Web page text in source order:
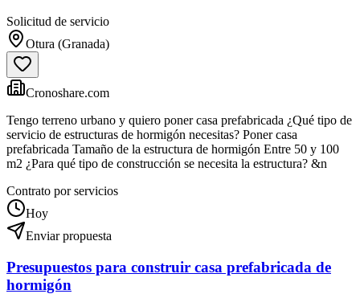
Solicitud de servicio
Otura (Granada)
Cronoshare.com
Tengo terreno urbano y quiero poner casa prefabricada ¿Qué tipo de
servicio de estructuras de hormigón necesitas? Poner casa
prefabricada Tamaño de la estructura de hormigón Entre 50 y 100
m2 ¿Para qué tipo de construcción se necesita la estructura? &n
Contrato por servicios
Hoy
Enviar propuesta
Presupuestos para construir casa prefabricada de
hormigón